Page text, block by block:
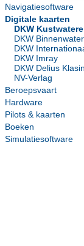
Navigatiesoftware
Digitale kaarten
DKW
DKW Binnenwater
DKW
DKW Imray
DKW Delius
NV-Verlag
Beroepsvaart
Hardware
Pilots & kaarten
Boeken
Simulatiesoftware